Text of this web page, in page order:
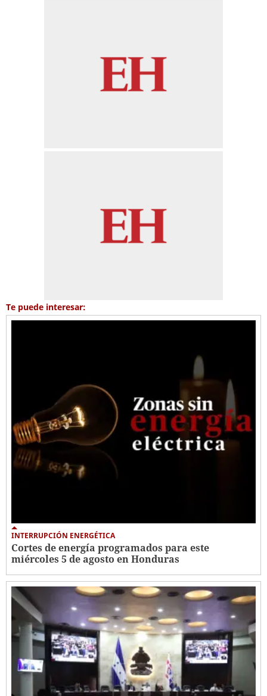
Te puede interesar:
INTERRUPCIÓN ENERGÉTICA
Cortes de energía programados para este
miércoles 5 de agosto en Honduras